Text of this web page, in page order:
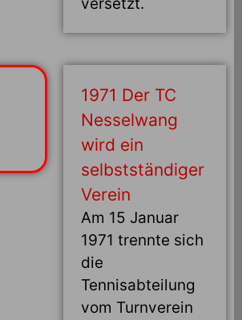
versetzt.
1971 Der TC
Nesselwang
wird ein
selbstständiger
Verein
Am 15 Januar
1971 trennte sich
die
Tennisabteilung
vom Turnverein